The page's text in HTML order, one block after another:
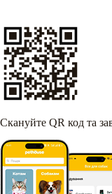
Скануйте QR код та